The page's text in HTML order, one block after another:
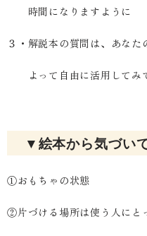
時間になりますように
３・解説本の質問は、あなた
よって自由に活用してみ
▼絵本から気づい
①おもちゃの状態
②片づける場所は使う人にと